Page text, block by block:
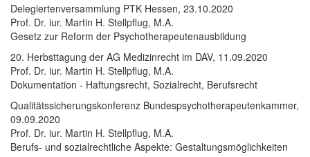
Delegiertenversammlung PTK Hessen, 23.10.2020
Prof. Dr. iur. Martin H. Stellpflug, M.A.
Gesetz zur Reform der Psychotherapeutenausbildung
20. Herbsttagung der AG Medizinrecht im DAV, 11.09.2020
Prof. Dr. iur. Martin H. Stellpflug, M.A.
Dokumentation - Haftungsrecht, Sozialrecht, Berufsrecht
Qualitätssicherungskonferenz Bundespsychotherapeutenkammer,
09.09.2020
Prof. Dr. iur. Martin H. Stellpflug, M.A.
Berufs- und sozialrechtliche Aspekte: Gestaltungsmöglichkeiten